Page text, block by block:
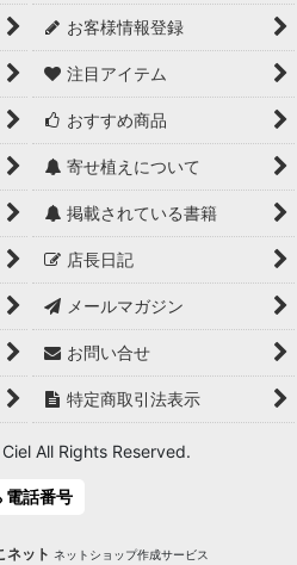
お客様情報登録
注目アイテム
おすすめ商品
寄せ植えについて
掲載されている書籍
店長日記
メールマガジン
お問い合せ
特定商取引法表示
All Rights Reserved.
電話番号
ネット ネットショップ作成サービス